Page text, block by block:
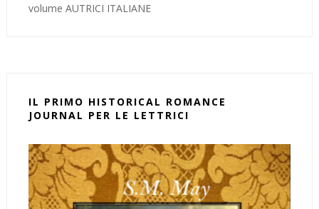
volume AUTRICI ITALIANE
IL PRIMO HISTORICAL ROMANCE
JOURNAL PER LE LETTRICI